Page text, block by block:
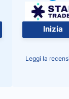
Inizia
Leggi la